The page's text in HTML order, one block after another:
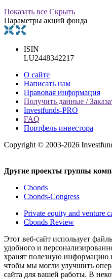
Показать все Скрыть
Параметры акций фонда
ISIN
LU2448342217
О сайте
Написать нам
Правовая информация
Получить данные /
Investfunds-PRO
FAQ
Портфель инвестора
Copyright © 2003-2026
Другие проекты группы
Cbonds
Cbonds-Congress
Private equity and venture
Cbonds Review
Этот веб-сайт использует
удобного и
хранят полезную информацию
чтобы мы могли улучшить
сайта для вашей работы. В